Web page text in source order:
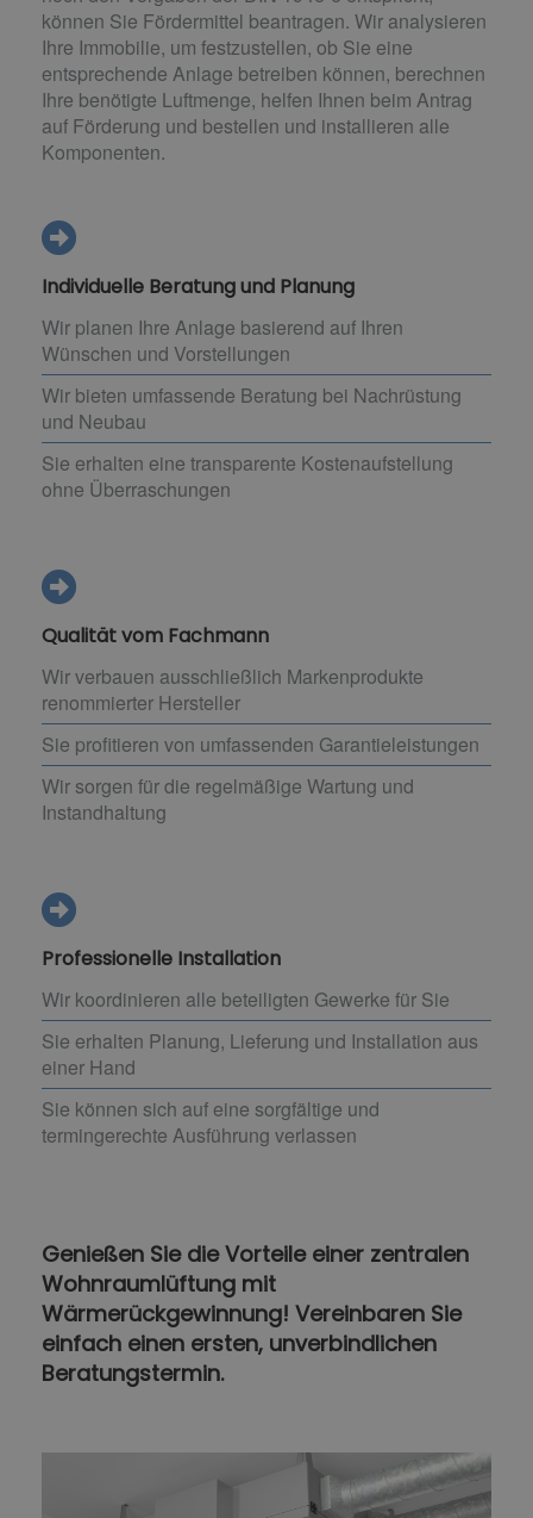
können Sie Fördermittel beantragen. Wir analysieren
Ihre Immobilie, um festzustellen, ob Sie eine
entsprechende Anlage betreiben können, berechnen
Ihre benötigte Luftmenge, helfen Ihnen beim Antrag
auf Förderung und bestellen und installieren alle
Komponenten.
Individuelle Beratung und Planung
Wir planen Ihre Anlage basierend auf Ihren
Wünschen und Vorstellungen
Wir bieten umfassende Beratung bei Nachrüstung
und Neubau
Sie erhalten eine transparente Kostenaufstellung
ohne Überraschungen
Qualität vom Fachmann
Wir verbauen ausschließlich Markenprodukte
renommierter Hersteller
Sie profitieren von umfassenden Garantieleistungen
Wir sorgen für die regelmäßige Wartung und
Instandhaltung
Professionelle Installation
Wir koordinieren alle beteiligten Gewerke für Sie
Sie erhalten Planung, Lieferung und Installation aus
einer Hand
Sie können sich auf eine sorgfältige und
termingerechte Ausführung verlassen
Genießen Sie die Vorteile einer zentralen
Wohnraumlüftung mit
Wärmerückgewinnung! Vereinbaren Sie
einfach einen ersten, unverbindlichen
Beratungstermin.